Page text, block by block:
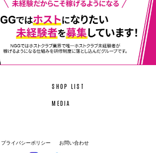
SHOP LIST
MEDIA
プライバシーポリシー お問い合わせ